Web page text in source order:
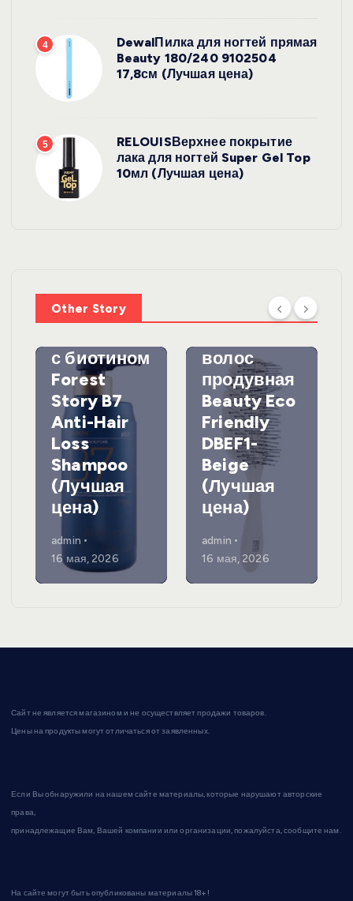
4
DewalПилка для ногтей прямая
Beauty 180/240 9102504
17,8см (Лучшая цена)
5
RELOUISВерхнее покрытие
лака для ногтей Super Gel Top
10мл (Лучшая цена)
Other Story
волос
против
с биотином
Forest
Story B7
Anti-Hair
Loss
Shampoo
(Лучшая
цена)
admin
16 мая, 2026
DewalЩетк
волос
продувная
Beauty Eco
Friendly
DBEF1-
Beige
(Лучшая
цена)
admin
16 мая, 2026
Сайт не является магазином и не осуществляет продажи товаров.
Цены на продукты могут отличаться от заявленных.
Если Вы обнаружили на нашем сайте материалы, которые нарушают авторские
права,
принадлежащие Вам, Вашей компании или организации, пожалуйста, сообщите нам.
На сайте могут быть опубликованы материалы 18+!